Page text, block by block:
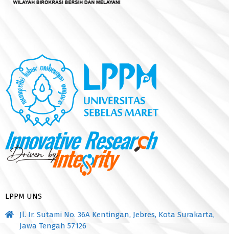
LPPM UNS
Jl. Ir. Sutami No. 36A Kentingan, Jebres, Kota Surakarta,
Jawa Tengah 57126